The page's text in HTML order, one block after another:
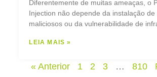
Diferentemente de muitas ameaças, o
Injection não depende da instalação de
maliciosos ou da vulnerabilidade de
LEIA MAIS »
« Anterior 1 2 3 … 810